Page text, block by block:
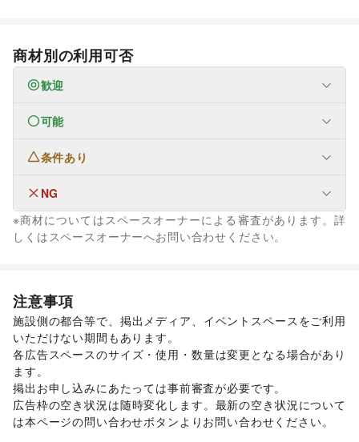
商材別の利用可否
歓迎
なし可能
ファッション
ユニセックス
/ジュエリー・アクセサリー/メガネ・アイウェア/ 腕時計/
靴/バッグ・革小物/ファッション雑貨/ 和服・着物
軽食・ホットスナック
ワイン・洋酒/日本酒・焼酎・地酒/食材・調味料/
物産展・マルシェ/キッチンカー・移動販売
野菜・果物・生鮮食品 /その他フード・飲食
インテリア・生活雑貨
インテリア /寝具・ベッド/家具・家電/
キッチン雑貨・調理器具/掃除用品・生活便利品/文房具/
手芸・ハンドメイド/DIY用品・日曜大工/
条件あり
なしNG
なし
※商材についてはスペースオーナーによる審査があります。詳
しくはスペースオーナーへお問い合わせください。
注意事項
施設側の都合等で、掲出メディア、イベントスペースをご利用
いただけない期間もあります。
各広告スペースのサイズ・使用・数量は変更となる場合があり
ます。
掲出お申し込みにあたっては事前審査が必要です。
広告枠の空き状況は随時変化します。最新の空き状況について
は本ページの問い合わせボタンよりお問い合わせください。